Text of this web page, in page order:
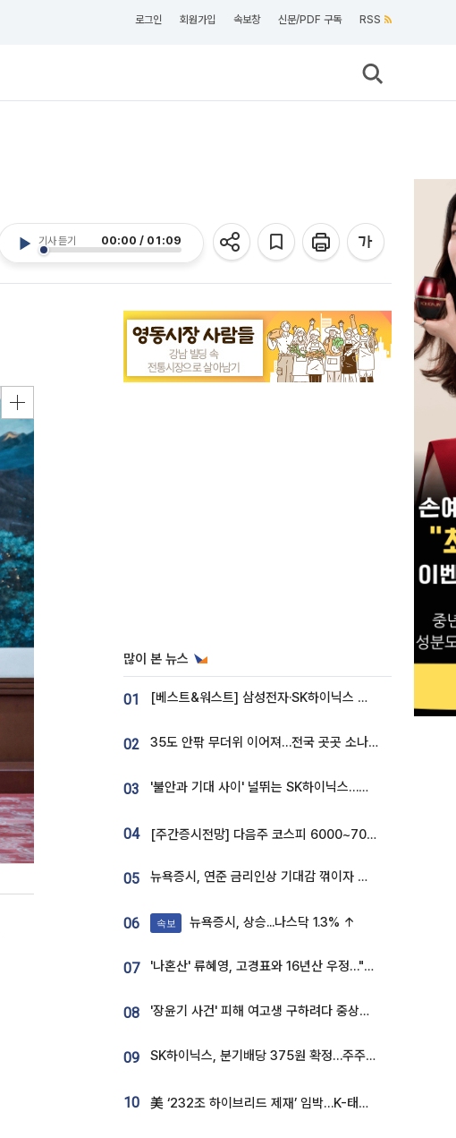
로그인 회원가입 속보창 신문/PDF 구독 RSS
기사 듣기 00:00 / 01:09
많이 본 뉴스
01 [베스트&워스트] 삼성전자·SK하이닉스 밀린 한 주…상상인증권은 85% 급등
02 35도 안팎 무더위 이어져…전국 곳곳 소나기 [오늘 날씨]
03 '불안과 기대 사이' 널뛰는 SK하이닉스…증권가 "HBM4·LTA 기반 펀터멘털 견고"
04 [주간증시전망] 다음주 코스피 6000~7000⋯“外人 수급은 정책이 변수”
05 뉴욕증시, 연준 금리인상 기대감 꺾이자 상승...S&P500 사상 최고치 [종합]
06 속보 뉴욕증시, 상승...나스닥 1.3% ↑
07 '나혼산' 류혜영, 고경표와 16년산 우정…"자취방서 부모님과 마주쳐"
08 '장윤기 사건' 피해 여고생 구하려다 중상…고교생 의상자 지정
09 SK하이닉스, 분기배당 375원 확정…주주환원책 9월로 앞당겨 발표
10 美 ‘232조 하이브리드 제재’ 임박…K-태양광, 불확실성 털고 날개 다나